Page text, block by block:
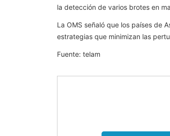
la detección de varios brotes en
La OMS señaló que los países de
estrategias que minimizan las
Fuente: telam